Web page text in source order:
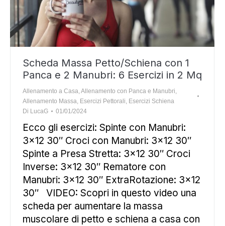
Scheda Massa Petto/Schiena con 1
Panca e 2 Manubri: 6 Esercizi in 2 Mq
Allenamento a Casa,Allenamento con Panca e Manubri,
Allenamento Massa, Esercizi Pettorali, Esercizi Schiena
Di LucaG 01/01/2024
Ecco gli esercizi: Spinte con Manubri:
3×12 30″ Croci con Manubri: 3×12 30″
Spinte a Presa Stretta: 3×12 30″ Croci
Inverse: 3×12 30″ Rematore con
Manubri: 3×12 30″ ExtraRotazione: 3×12
30″ VIDEO: Scopri in questo video una
scheda per aumentare la massa
muscolare di petto e schiena a casa con